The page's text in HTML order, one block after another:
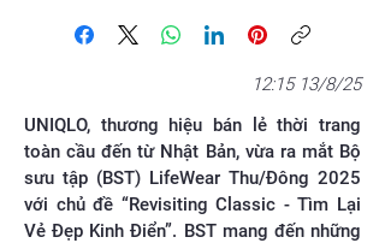
12:15 13/8/25
UNIQLO, thương hiệu bán lẻ thời trang
toàn cầu đến từ Nhật Bản, vừa ra mắt Bộ
sưu tập (BST) LifeWear Thu/Đông 2025
với chủ đề “Revisiting Classic - Tìm Lại
Vẻ Đẹp Kinh Điển”. BST mang đến những